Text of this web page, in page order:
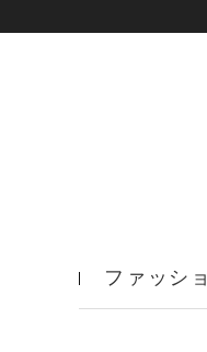
ファッショ